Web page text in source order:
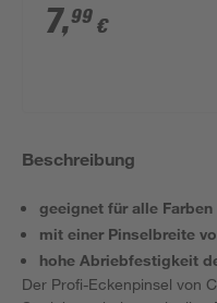
mm
7,99 €
Beschreibung
geeignet für alle
mit einer Pinselbreite
hohe Abriebfestigkeit
Der Profi-Eckenpinsel von